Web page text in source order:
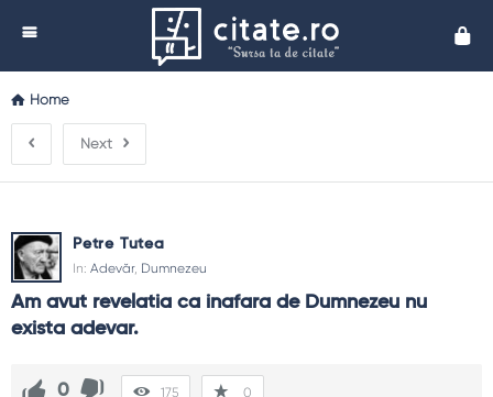
Home
Next
Petre Tutea
In: Adevăr, Dumnezeu
Am avut revelatia ca inafara de Dumnezeu nu
exista adevar.
0 175 0